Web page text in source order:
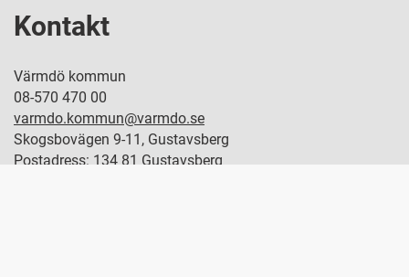
Kontakt
Värmdö kommun
08-570 470 00
varmdo.kommun@varmdo.se
Skogsbovägen 9-11, Gustavsberg
Postadress: 134 81 Gustavsberg